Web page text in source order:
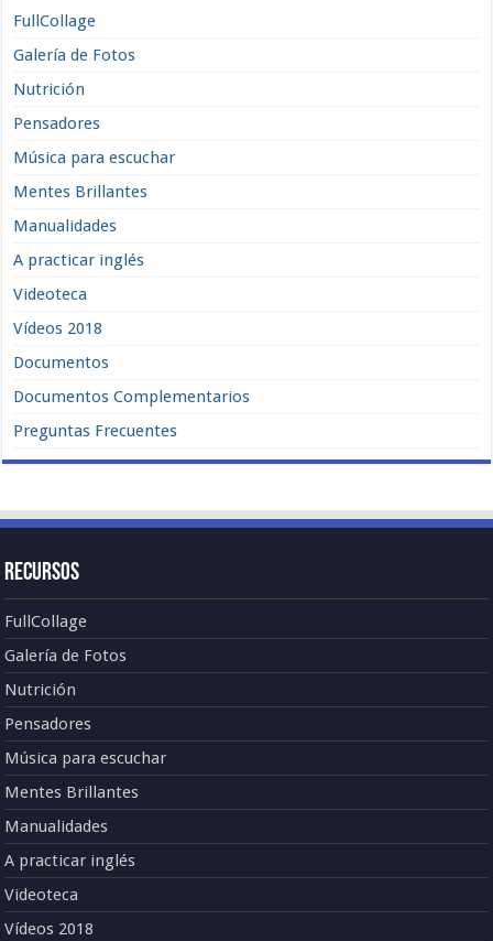
FullCollage
Galería de Fotos
Nutrición
Pensadores
Música para escuchar
Mentes Brillantes
Manualidades
A practicar inglés
Videoteca
Vídeos 2018
Documentos
Documentos Complementarios
Preguntas Frecuentes
Recursos
FullCollage
Galería de Fotos
Nutrición
Pensadores
Música para escuchar
Mentes Brillantes
Manualidades
A practicar inglés
Videoteca
Vídeos 2018